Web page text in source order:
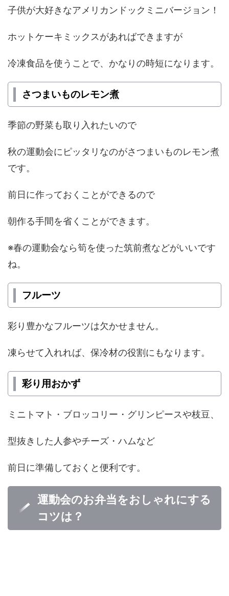
子供が大好きなアメリカンドックミニバージョン！
ホットケーキミックスがあればできますが
冷凍食品を使うことで、かなりの時短になります。
さつまいものレモン煮
季節の野菜も取り入れたいので
秋の運動会にピッタリなのがさつまいものレモン煮
です。
前日に作っておくことができるので
朝作る手間を省くことができます。
※春の運動会なら筍を使った筑前煮などがいいです
ね。
フルーツ
彩り豊かなフルーツは欠かせません。
凍らせて入れれば、保冷材の役割にもなります。
彩り用おかず
ミニトマト・ブロッコリー・グリンピースや枝豆、
型抜きした人参やチーズ・ハムなど
前日に準備しておくと便利です。
運動会のお弁当をおしゃれにする
コツは？